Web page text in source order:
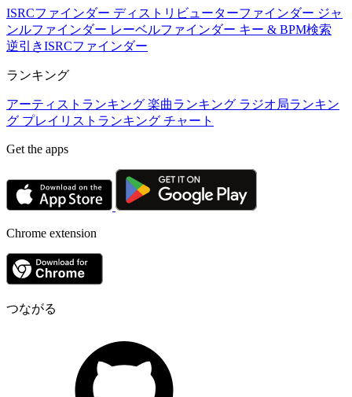
ISRCファインダー ディストリビューターファインダー ジャ
ンルファインダー レーベルファインダー キー & BPM検索
逆引きISRCファインダー
ランキング
アーティストランキング 楽曲ランキング ラジオ局ランキン
グ プレイリストランキング チャート
Get the apps
Chrome extension
つながる